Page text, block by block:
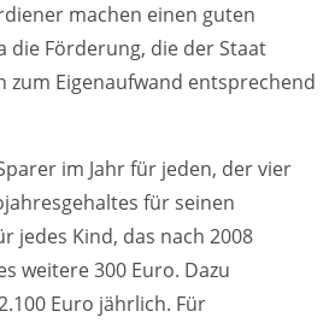
machen einen guten
die Förderung, die der Staat
zum Eigenaufwand entsprechend
im Jahr für jeden, der vier
für seinen
jedes Kind, das nach 2008
weitere 300 Euro. Dazu
Euro jährlich. Für